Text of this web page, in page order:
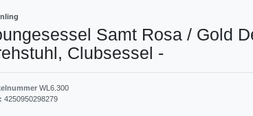
Samt Rosa / Gold
Clubsessel -
WL6.300
4250950298279